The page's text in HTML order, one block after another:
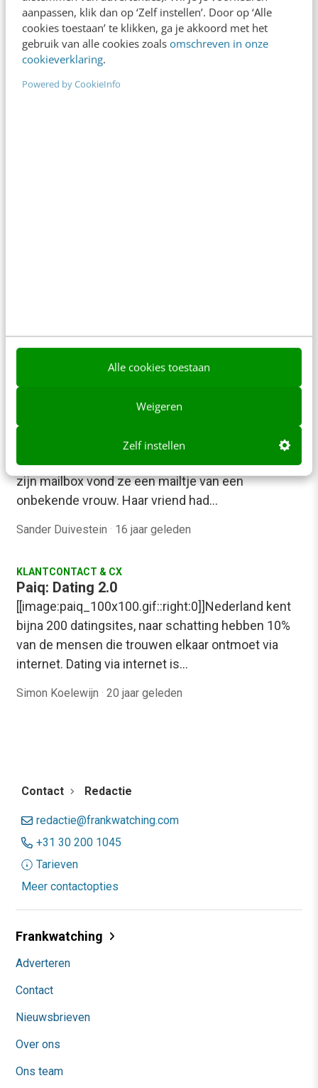
aanpassen, klik dan op ‘Zelf instellen’. Door op ‘Alle
cookies toestaan’ te klikken, ga je akkoord met het
gebruik van alle cookies zoals omschreven in onze
cookieverklaring.
Powered by CookieInfo
Alle cookies toestaan
Weigeren
Zelf instellen
ALLE ARTIKELEN
Een tweede liefde
Een vriendin van mij heeft haar vriend betrapt. In
zijn mailbox vond ze een mailtje van een
onbekende vrouw. Haar vriend had…
Sander Duivestein · 16 jaar geleden
KLANTCONTACT & CX
Paiq: Dating 2.0
[[image:paiq_100x100.gif::right:0]]Nederland kent
bijna 200 datingsites, naar schatting hebben 10%
van de mensen die trouwen elkaar ontmoet via
internet. Dating via internet is…
Simon Koelewijn · 20 jaar geleden
Contact Redactie
redactie@frankwatching.com
+31 30 200 1045
Tarieven
Meer contactopties
Frankwatching
Adverteren
Contact
Nieuwsbrieven
Over ons
Ons team